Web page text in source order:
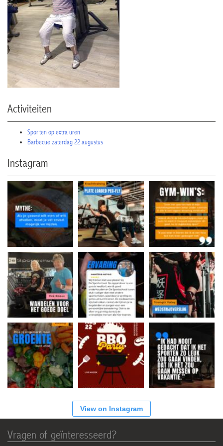
Activiteiten
Sporten op extra uren
Barbecue zaterdag 22 augustus
Instagram
View on Instagram
Vragen of geïnteresseerd?